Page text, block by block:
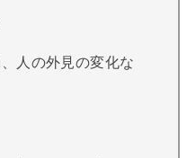
人の外見の変化な